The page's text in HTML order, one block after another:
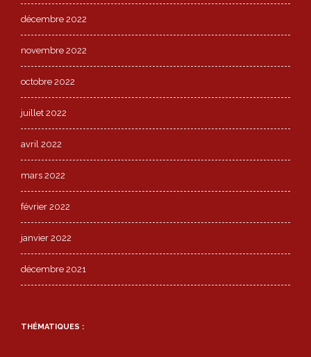
décembre 2022
novembre 2022
octobre 2022
juillet 2022
avril 2022
mars 2022
février 2022
janvier 2022
décembre 2021
THÉMATIQUES :